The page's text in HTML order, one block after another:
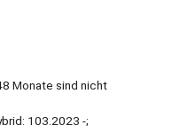
Monate sind nicht
103.2023 -;